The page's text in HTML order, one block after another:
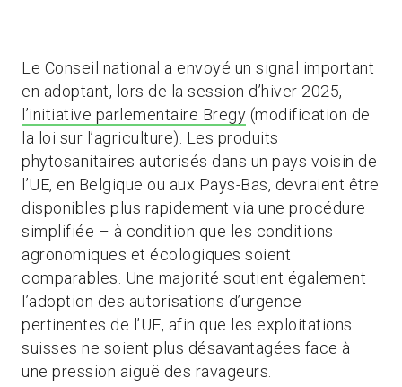
Le Conseil national a envoyé un signal important
en adoptant, lors de la session d’hiver 2025,
l’initiative parlementaire Bregy (modification de
la loi sur l’agriculture). Les produits
phytosanitaires autorisés dans un pays voisin de
l’UE, en Belgique ou aux Pays-Bas, devraient être
disponibles plus rapidement via une procédure
simplifiée – à condition que les conditions
agronomiques et écologiques soient
comparables. Une majorité soutient également
l’adoption des autorisations d’urgence
pertinentes de l’UE, afin que les exploitations
suisses ne soient plus désavantagées face à
une pression aiguë des ravageurs.